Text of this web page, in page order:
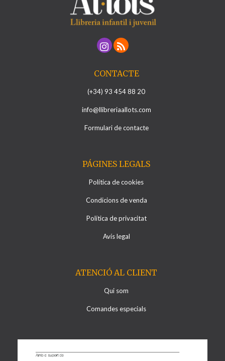
CONTACTE
(+34) 93 454 88 20
info@llibreriaallots.com
Formulari de contacte
PÁGINES LEGALS
Política de cookies
Condicions de venda
Política de privacitat
Avís legal
ATENCIÓ AL CLIENT
Qui som
Comandes especials